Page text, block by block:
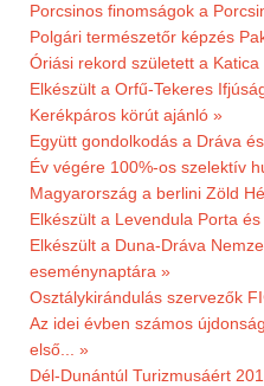
Porcsinos finomságok a
Polgári természetőr képzés
Óriási rekord született a Katica
Elkészült a Orfű-Tekeres
Kerékpáros körút ajánló »
Együtt gondolkodás a Dráva
Év végére 100%-os szelektív
Magyarország a berlini Zöld
Elkészült a Levendula Porta
Elkészült a Duna-Dráva
eseménynaptára »
Osztálykirándulás szervezők
Az idei évben számos
első... »
Dél-Dunántúl Turizmusáért